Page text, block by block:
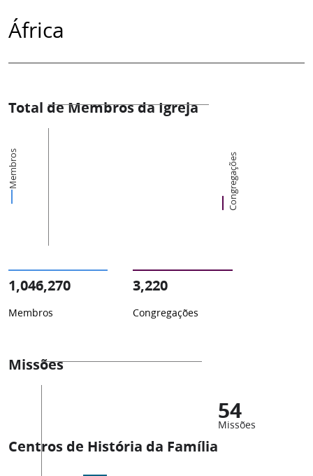
África
Total de Membros da Igreja
Membros Congregações
1,046,270
Membros
3,220
Congregações
Missões
54
Missões
Centros de História da Família